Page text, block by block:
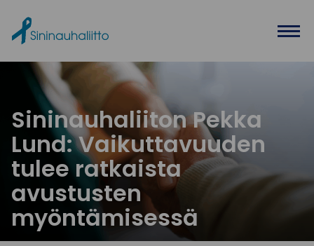
Sininauhaliiton Pekka
Lund: Vaikuttavuuden
tulee ratkaista
avustusten
myöntämisessä